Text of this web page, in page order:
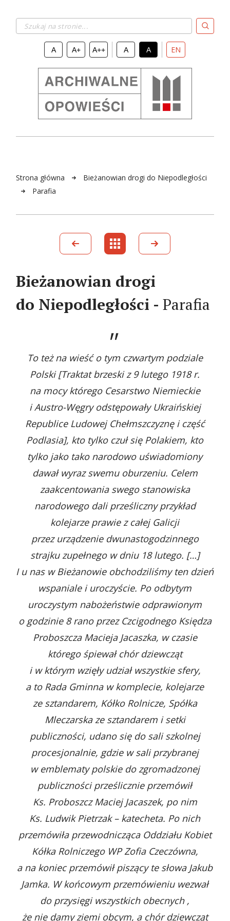
A A+ A++ A A EN
Strona główna
Bieżanowian drogi do Niepodległości
Parafia
Bieżanowian drogi
do Niepodległości -Parafia
To też na wieść o tym czwartym podziale
Polski [Traktat brzeski z 9 lutego 1918 r.
na mocy którego Cesarstwo Niemieckie
i Austro-Węgry odstępowały Ukraińskiej
Republice Ludowej Chełmszczyznę i część
Podlasia], kto tylko czuł się Polakiem, kto
tylko jako tako narodowo uświadomiony
dawał wyraz swemu oburzeniu. Celem
zaakcentowania swego stanowiska
narodowego dali prześliczny przykład
kolejarze prawie z całej Galicji
przez urządzenie dwunastogodzinnego
strajku zupełnego w dniu 18 lutego. […]
I u nas w Bieżanowie obchodziliśmy ten dzień
wspaniale i uroczyście. Po odbytym
uroczystym nabożeństwie odprawionym
o godzinie 8 rano przez Czcigodnego Księdza
Proboszcza Macieja Jacaszka, w czasie
którego śpiewał chór dziewcząt
i w którym wzięły udział wszystkie sfery,
a to Rada Gminna w komplecie, kolejarze
ze sztandarem, Kółko Rolnicze, Spółka
Mleczarska ze sztandarem i setki
publiczności, udano się do sali szkolnej
procesjonalnie, gdzie w sali przybranej
w emblematy polskie do zgromadzonej
publiczności prześlicznie przemówił
Ks. Proboszcz Maciej Jacaszek, po nim
Ks. Ludwik Pietrzak – katecheta. Po nich
przemówiła przewodnicząca Oddziału Kobiet
Kółka Rolniczego WP Zofia Czeczówna,
a na koniec przemówił piszący te słowa Jakub
Jamka. W końcowym przemówieniu wezwał
do przysięgi wszystkich obecnych ,
że nie damy ziemi obcym, a chór dziewcząt